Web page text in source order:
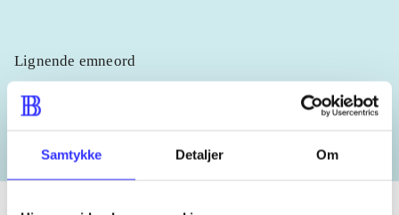
Samtykke Detaljer Om
Lignende emneord
heste hestesygdomme vokal